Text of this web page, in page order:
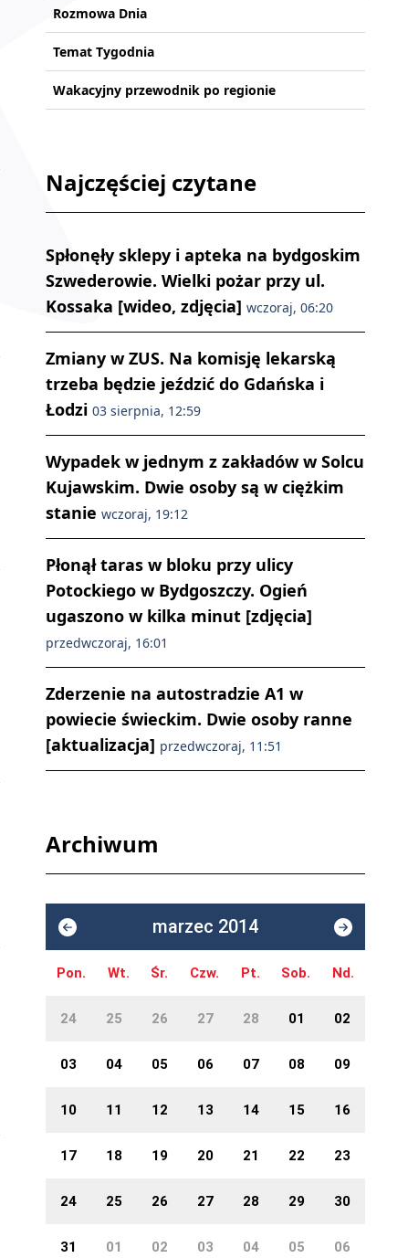
Rozmowa Dnia
Temat Tygodnia
Wakacyjny przewodnik po regionie
Najczęściej czytane
Spłonęły sklepy i apteka na bydgoskim
Szwederowie. Wielki pożar przy ul.
Kossaka [wideo, zdjęcia] wczoraj, 06:20
Zmiany w ZUS. Na komisję lekarską
trzeba będzie jeździć do Gdańska i
Łodzi 03 sierpnia, 12:59
Wypadek w jednym z zakładów w Solcu
Kujawskim. Dwie osoby są w ciężkim
stanie wczoraj, 19:12
Płonął taras w bloku przy ulicy
Potockiego w Bydgoszczy. Ogień
ugaszono w kilka minut [zdjęcia]
przedwczoraj, 16:01
Zderzenie na autostradzie A1 w
powiecie świeckim. Dwie osoby ranne
[aktualizacja] przedwczoraj, 11:51
Archiwum
marzec 2014
Pon. Wt. Śr. Czw. Pt. Sob. Nd.
24 25 26 27 28 01 02
03 04 05 06 07 08 09
10 11 12 13 14 15 16
17 18 19 20 21 22 23
24 25 26 27 28 29 30
31 01 02 03 04 05 06